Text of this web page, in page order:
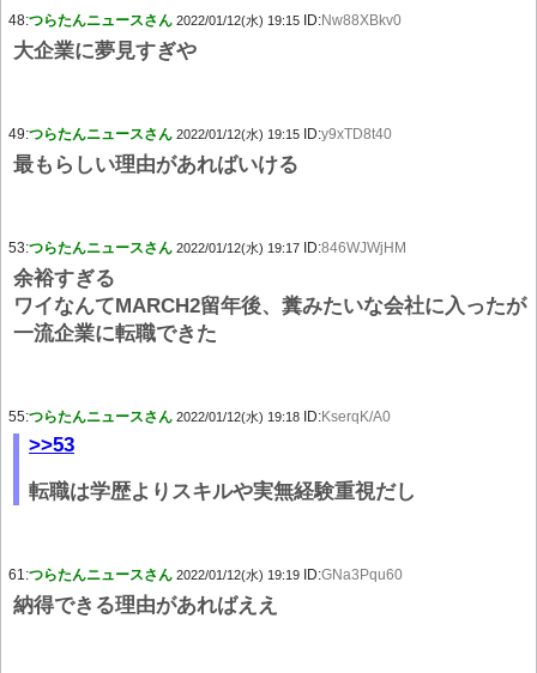
48:つらたんニュースさん 2022/01/12(水) 19:15 ID:Nw88XBkv0
大企業に夢見すぎや
49:つらたんニュースさん 2022/01/12(水) 19:15 ID:y9xTD8t40
最もらしい理由があればいける
53:つらたんニュースさん 2022/01/12(水) 19:17 ID:846WJWjHM
余裕すぎる
ワイなんてMARCH2留年後、糞みたいな会社に入ったが
一流企業に転職できた
55:つらたんニュースさん 2022/01/12(水) 19:18 ID:KserqK/A0
>>53
転職は学歴よりスキルや実無経験重視だし
61:つらたんニュースさん 2022/01/12(水) 19:19 ID:GNa3Pqu60
納得できる理由があればええ